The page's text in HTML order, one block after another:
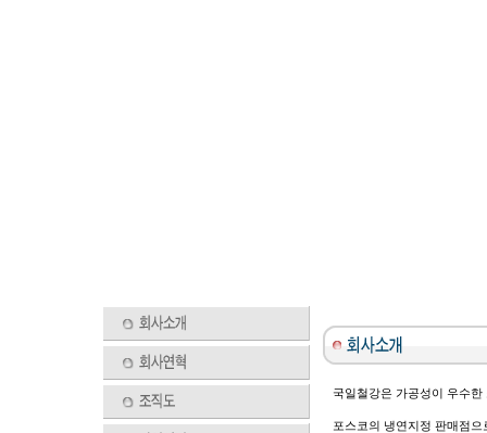
국일철강은 가공성이 우수한
포스코의 냉연지정 판매점으로